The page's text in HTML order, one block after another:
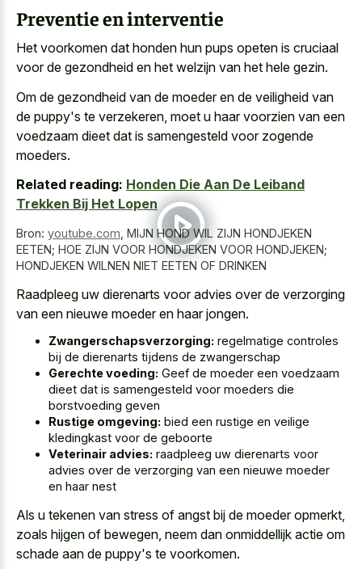
Preventie en interventie
Het voorkomen dat honden hun pups opeten is cruciaal
voor de gezondheid en het welzijn van het hele gezin.
Om de gezondheid van de moeder en de veiligheid van
de puppy's te verzekeren, moet u haar voorzien van een
voedzaam dieet dat is samengesteld voor zogende
moeders.
Related reading: Honden Die Aan De Leiband
Trekken Bij Het Lopen
Bron: youtube.com MIJN HOND WIL ZIJN HONDJEKEN
EETEN; HOE ZIJN VOOR HONDJEKEN VOOR HONDJEKEN;
HONDJEKEN WILNEN NIET EETEN OF DRINKEN
Raadpleeg uw dierenarts voor advies over de verzorging
van een nieuwe moeder en haar jongen.
Zwangerschapsverzorging: regelmatige controles
bij de dierenarts tijdens de zwangerschap
Gerechte voeding: Geef de moeder een voedzaam
dieet dat is samengesteld voor moeders die
borstvoeding geven
Rustige omgeving: bied een rustige en veilige
kledingkast voor de geboorte
Veterinair advies: raadpleeg uw dierenarts voor
advies over de verzorging van een nieuwe moeder
en haar nest
Als u tekenen van stress of angst bij de moeder opmerkt,
zoals hijgen of bewegen, neem dan onmiddellijk actie om
schade aan de puppy's te voorkomen.